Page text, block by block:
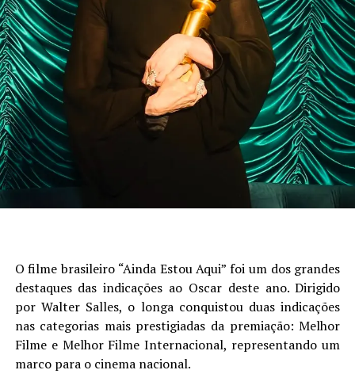
O filme brasileiro “Ainda Estou Aqui” foi um dos grandes
destaques das indicações ao Oscar deste ano. Dirigido
por Walter Salles, o longa conquistou duas indicações
nas categorias mais prestigiadas da premiação: Melhor
Filme e Melhor Filme Internacional, representando um
marco para o cinema nacional.